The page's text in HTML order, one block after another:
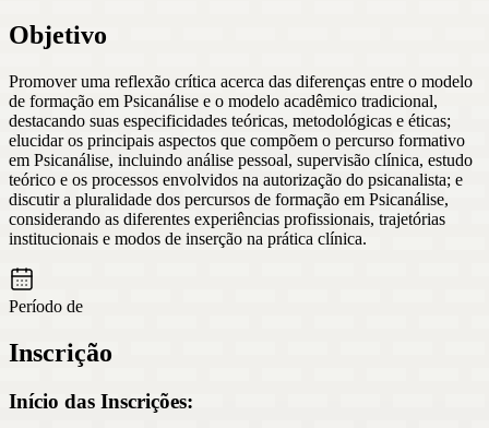
Objetivo
Promover uma reflexão crítica acerca das diferenças entre o modelo
de formação em Psicanálise e o modelo acadêmico tradicional,
destacando suas especificidades teóricas, metodológicas e éticas;
elucidar os principais aspectos que compõem o percurso formativo
em Psicanálise, incluindo análise pessoal, supervisão clínica, estudo
teórico e os processos envolvidos na autorização do psicanalista; e
discutir a pluralidade dos percursos de formação em Psicanálise,
considerando as diferentes experiências profissionais, trajetórias
institucionais e modos de inserção na prática clínica.
Período de
Inscrição
Início das Inscrições: